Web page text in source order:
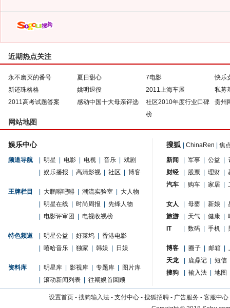
近期热点关注
永不磨灭的番号 夏日甜心 7电影
快乐
新还珠格格
姚明退役 2011上海车展
私募
2011高考试题答案
感动中国十大母亲评选
社区2010年度行业口碑
榜
贵州
网站地图
娱乐中心
频道导航 明星 电影 电视 音乐
戏剧
娱乐播报 高清影视 社区 博客
王牌栏目 大鹏嘚吧嘚 潮流实验室
大人物
明星在线 时尚周报
先锋人物
电影评审团 电视收视榜
特色频道 明星公益 好莱坞
香港电影
嘻哈音乐 独家 韩娱 日娱
资料库 明星库 影视库 专题库
图片库
滚动新闻列表 往期娱首回顾
搜狐 ChinaRen 焦
新闻 军事 公益
财经
股票 理财
汽车
购车 家居
女人 母婴 新娘
旅游
天气 健康
IT
数码 手机
博客 圈子 邮箱
天龙
鹿鼎记
短信
搜狗
输入法 地图
设置首页 - 搜狗输入法 - 支付中心 - 搜狐招聘 - 广告服务 - 客服中心